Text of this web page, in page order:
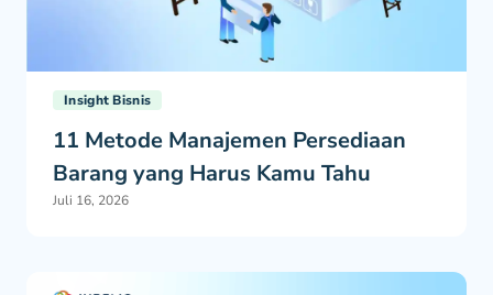
Insight Bisnis
11 Metode Manajemen Persediaan
Barang yang Harus Kamu Tahu
Juli 16, 2026